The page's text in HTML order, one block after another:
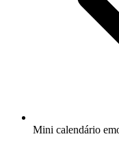
Mini calendário